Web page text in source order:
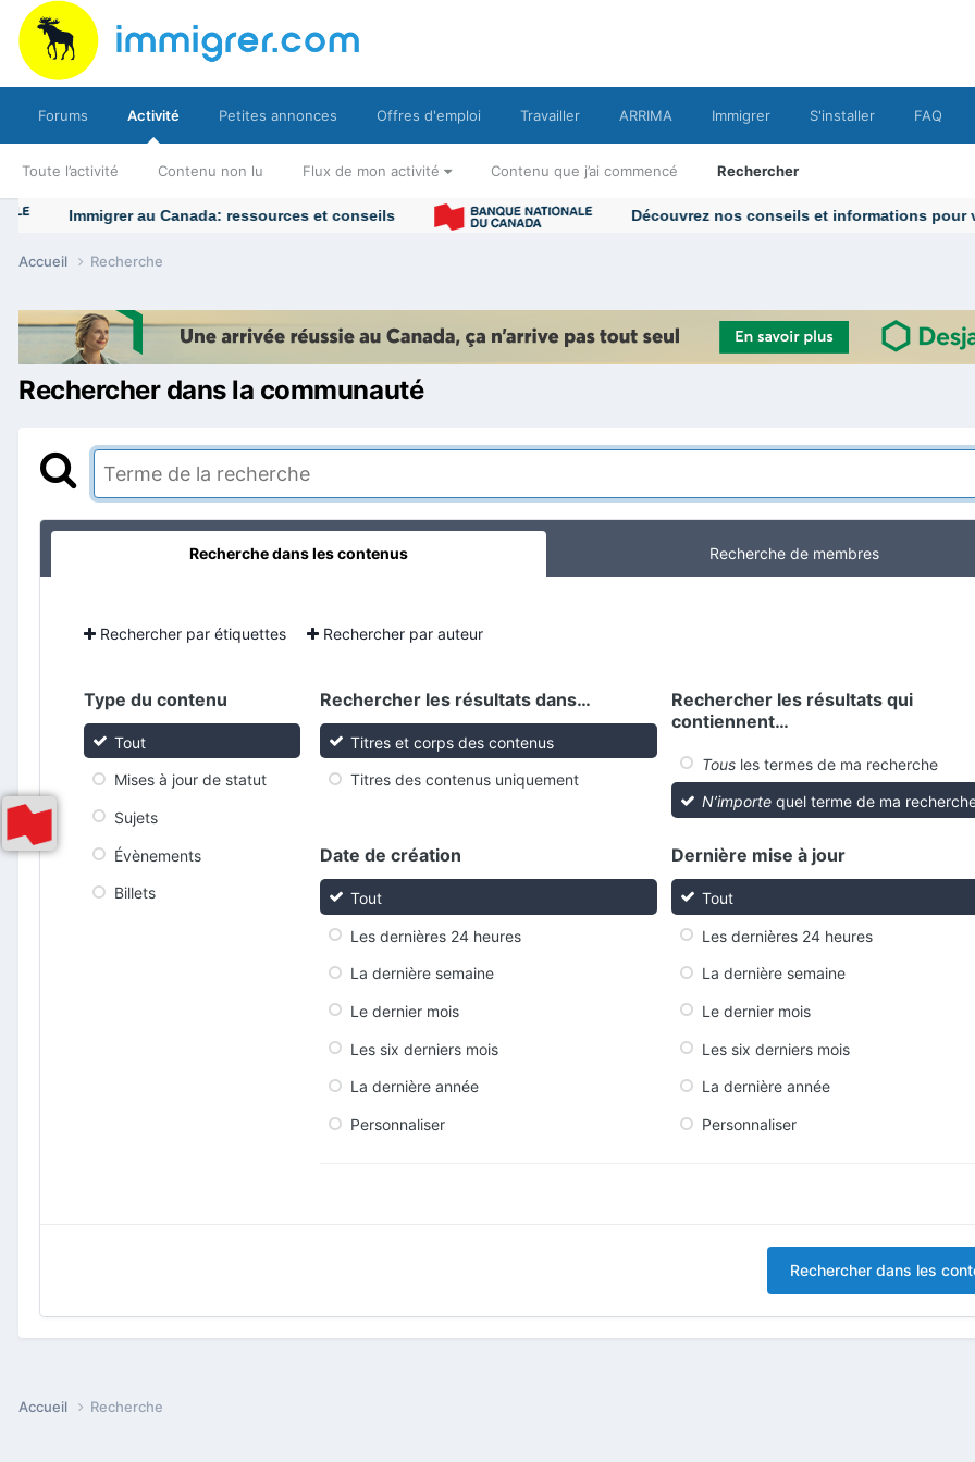
Forums Activité
Toute l’activité Contenu non lu Flux de mon activité Contenu que j’ai commencé Rechercher
Petites annonces Offres d'emploi Travailler ARRIMA Immigrer S'installer FAQ
Immigrer au Canada: ressources et conseils Découvrez nos conseils et informations pour
Accueil Recherche
Rechercher dans la communauté
Recherche dans les contenus Recherche de membres
Rechercher par étiquettes Rechercher par auteur
Type du contenu
Tout
Mises à jour de statut
Sujets
Évènements
Billets
Rechercher les résultats dans…
Titres et corps des contenus
Titres des contenus uniquement
Rechercher les résultats qui
contiennent…
Tous les termes de ma recherche
N’importe quel terme de ma
Date de création
Tout
Les dernières 24 heures
La dernière semaine
Le dernier mois
Les six derniers mois
La dernière année
Personnaliser
Dernière mise à jour
Tout
Les dernières 24 heures
La dernière semaine
Le dernier mois
Les six derniers mois
La dernière année
Personnaliser
Rechercher dans les
Accueil Recherche